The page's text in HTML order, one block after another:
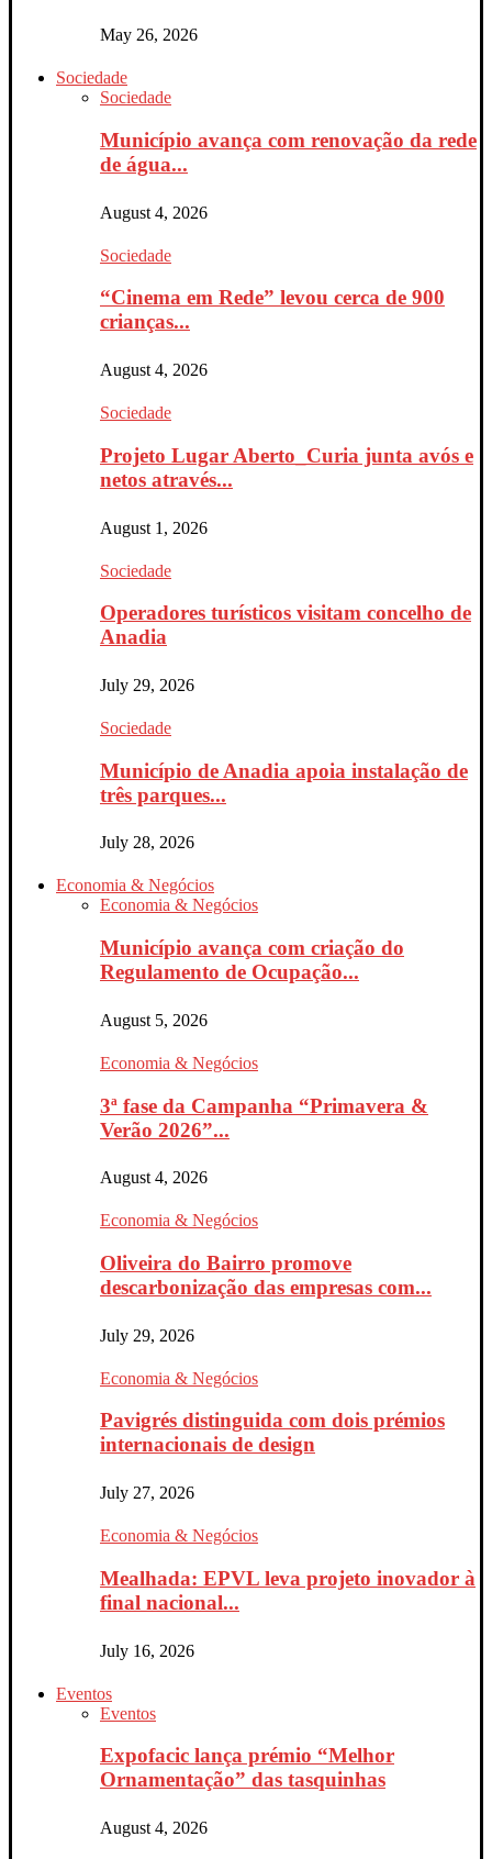
May 26, 2026
Sociedade
Sociedade
Município avança com renovação da rede
de água...
August 4, 2026
Sociedade
“Cinema em Rede” levou cerca de 900
crianças...
August 4, 2026
Sociedade
Projeto Lugar Aberto_Curia junta avós e
netos através...
August 1, 2026
Sociedade
Operadores turísticos visitam concelho de
Anadia
July 29, 2026
Sociedade
Município de Anadia apoia instalação de
três parques...
July 28, 2026
Economia & Negócios
Economia & Negócios
Município avança com criação do
Regulamento de Ocupação...
August 5, 2026
Economia & Negócios
3ª fase da Campanha “Primavera &
Verão 2026”...
August 4, 2026
Economia & Negócios
Oliveira do Bairro promove
descarbonização das empresas com...
July 29, 2026
Economia & Negócios
Pavigrés distinguida com dois prémios
internacionais de design
July 27, 2026
Economia & Negócios
Mealhada: EPVL leva projeto inovador à
final nacional...
July 16, 2026
Eventos
Eventos
Expofacic lança prémio “Melhor
Ornamentação” das tasquinhas
August 4, 2026